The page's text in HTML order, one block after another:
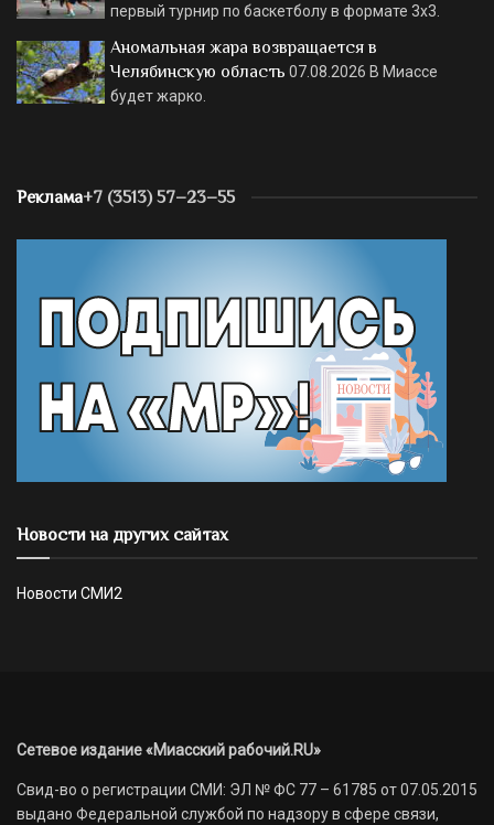
первый турнир по баскетболу в формате 3х3.
Аномальная жара возвращается в
Челябинскую область 07.08.2026 В Миассе
будет жарко.
Реклама+7 (3513) 57–23–55
Новости на других сайтах
Новости СМИ2
Сетевое издание «Миасский рабочий.RU»
Свид-во о регистрации СМИ: ЭЛ № ФС 77 – 61785 от 07.05.2015
выдано Федеральной службой по надзору в сфере связи,